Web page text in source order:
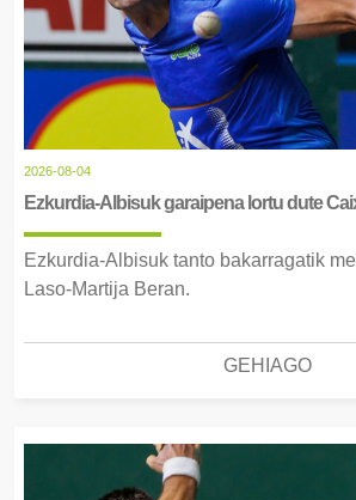
2026-08-04
Ezkurdia-Albisuk garaipena lortu dute
Ezkurdia-Albisuk tanto bakarragatik
Laso-Martija Beran.
GEHIAGO